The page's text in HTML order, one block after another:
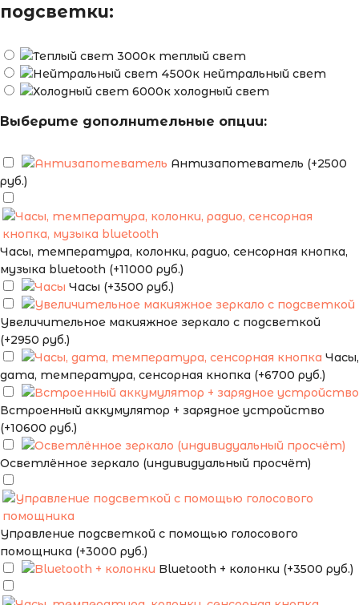
подсветки:
теплый свет
нейтральный свет
холодный свет
Выберите дополнительные опции:
Антизапотеватель (+2500
руб.)
Часы, температура, колонки, радио, сенсорная кнопка,
музыка bluetooth (+11000 руб.)
Часы (+3500 руб.)
Увеличительное макияжное зеркало с подсветкой
(+2950 руб.)
Часы,
дата, температура, сенсорная кнопка (+6700 руб.)
Встроенный аккумулятор + зарядное устройство
(+10600 руб.)
Осветлённое зеркало (индивидуальный просчёт)
Управление подсветкой с помощью голосового
помощника (+3000 руб.)
Bluetooth + колонки (+3500 руб.)